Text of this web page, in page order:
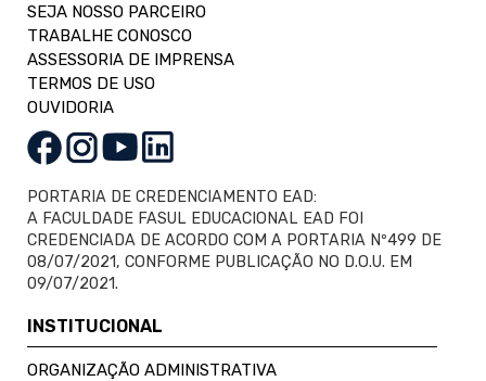
SEJA NOSSO PARCEIRO
TRABALHE CONOSCO
ASSESSORIA DE IMPRENSA
TERMOS DE USO
OUVIDORIA
PORTARIA DE CREDENCIAMENTO EAD:
A FACULDADE FASUL EDUCACIONAL EAD FOI
CREDENCIADA DE ACORDO COM A PORTARIA Nº499 DE
08/07/2021, CONFORME PUBLICAÇÃO NO D.O.U. EM
09/07/2021.
INSTITUCIONAL
ORGANIZAÇÃO ADMINISTRATIVA